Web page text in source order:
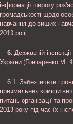
інформації широку
громадськості щодо
навчання до вищих
2013 році.
6. Державній
України (Гончаренко М.
6.1. Забезпечити
приймальних комісій
питань організації та
2013 року під час їх